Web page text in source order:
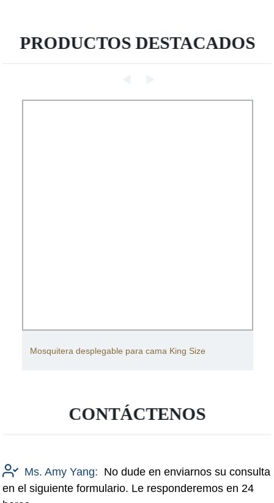
PRODUCTOS DESTACADOS
Mosquitera desplegable para cama King Size
CONTÁCTENOS
Ms. Amy Yang: No dude en enviarnos su consulta
en el siguiente formulario. Le responderemos en 24